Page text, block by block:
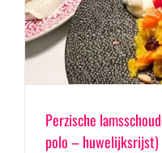
Perzische
polo – huwelijksrijst)